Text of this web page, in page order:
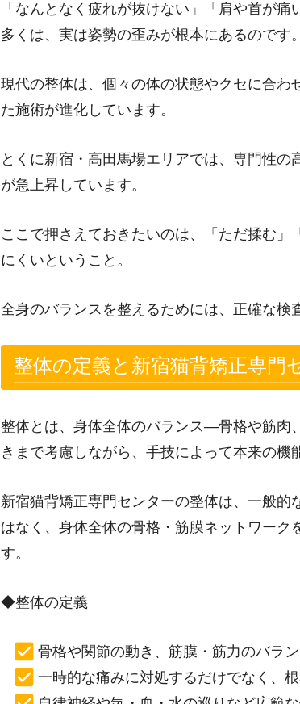
「なんとなく疲れが抜けない」「肩や首が
多くは、実は姿勢の歪みが根本にあるのです。
現代の整体は、個々の体の状態やクセに合わ
た施術が進化しています。
とくに新宿・高田馬場エリアでは、専門性
が急上昇しています。
ここで押さえておきたいのは、「ただ揉む」
にくいということ。
全身のバランスを整えるためには、正確な検
整体の定義と新宿猫背矯正専門
整体とは、身体全体のバランス―骨格や筋肉
きまで考慮しながら、手技によって本来の機
新宿猫背矯正専門センターの整体は、一般
はなく、身体全体の骨格・筋膜ネットワーク
す。
◆整体の定義
骨格や関節の動き、筋膜・筋力のバラ
一時的な痛みに対処するだけでなく、